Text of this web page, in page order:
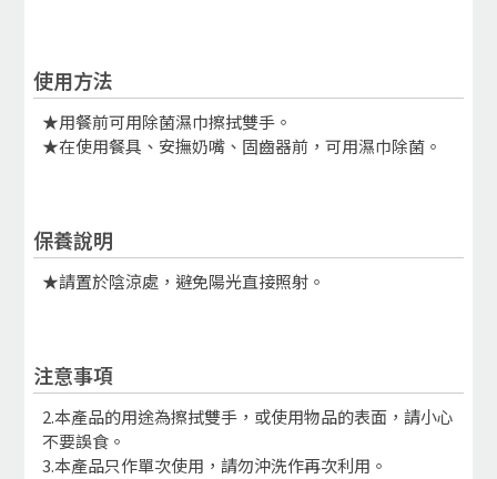
使用方法
★用餐前可用除菌濕巾擦拭雙手。
★在使用餐具、安撫奶嘴、固齒器前，可用濕巾除菌。
保養說明
★請置於陰涼處，避免陽光直接照射。
注意事項
2.本產品的用途為擦拭雙手，或使用物品的表面，請小心
不要誤食。
3.本產品只作單次使用，請勿沖洗作再次利用。